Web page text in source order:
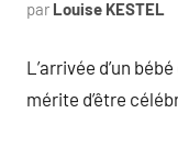
par Louise KESTEL
L’arrivée d’un
mérite d’être